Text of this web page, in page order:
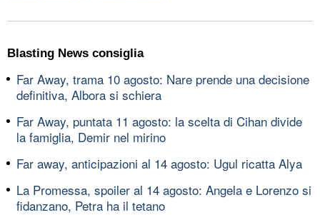
Blasting News consiglia
Far Away, trama 10 agosto: Nare prende una decisione
definitiva, Albora si schiera
Far Away, puntata 11 agosto: la scelta di Cihan divide
la famiglia, Demir nel mirino
Far away, anticipazioni al 14 agosto: Ugul ricatta Alya
La Promessa, spoiler al 14 agosto: Angela e Lorenzo si
fidanzano, Petra ha il tetano